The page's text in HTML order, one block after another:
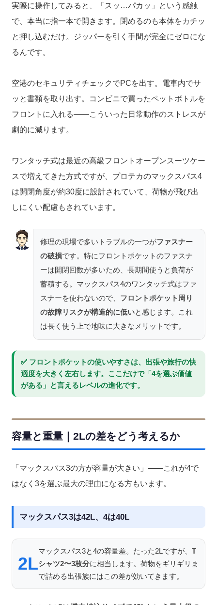
実際に操作してみると、「スッ…パカッ」という感触
で、本当に指一本で開きます。閉めるのも本体をカチッ
と押し込むだけ。ジッパーを引く手間が完全にゼロにな
るんです。
空港のセキュリティチェックでPCを出す。電車内でサ
ッと書類を取り出す。コンビニで買ったペットボトルを
フロントに入れる——こういった日常動作のストレスが
劇的に減ります。
ワンタッチ式は最近の高級フロントオープンスーツケー
スで増えてきた方式ですが、プロテカのマックスパス4
は開閉角度が約30度に設計されていて、荷物が飛び出
しにくい配慮もされています。
修理の現場で多いトラブルの一つがファスナー
の破損です。特にフロントポケットのファスナ
ーは開閉回数が多いため、長期間使うと負荷が
蓄積する。マックスパス4のワンタッチ式はファ
スナーを使わないので、 フロントポケット周り
の故障リスクが構造的に低いと感じます。これ
は長く使う上で地味に大きなメリットです。
✅ フロントポケットの使いやすさは、出張や旅行の快
適度を大きく左右します。ここだけで「4を選ぶ価値
がある」と言えるレベルの進化です。
容量と重量｜2Lの差をどう考えるか
「マックスパス3の方が容量が大きい」——これが4で
はなく3を選ぶ最大の理由になる方もいます。
マックスパス3は42L、4は40L
2L
マックスパス3と4の容量差。たった2Lですが、 T
シャツ2〜3枚分に相当します。荷物をギリギリま
で詰める出張族にはこの差が効いてきます。